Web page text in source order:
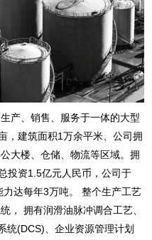
产、销售、服务于一体的大型
，建筑面积1万余平米、公司拥
大楼、仓储、物流等区域。拥
投资1.5亿元人民币，公司于
达每年3万吨。 整个生产工艺
， 拥有润滑油脉冲调合工艺、
统(DCS)、企业资源管理计划